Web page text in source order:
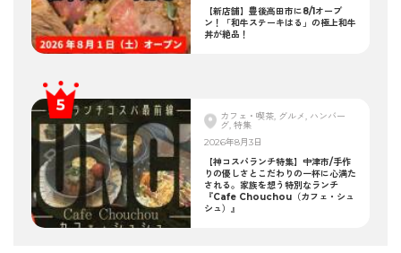
【新店舗】豊後高田市に8/1オープ
ン！「和牛ステーキはる」の極上和牛
丼が絶品！
カフェ・喫茶, グルメ, ハンバー
グ, 特集
2026年8月3日
【神コスパランチ特集】中津市/手作
りの優しさとこだわりの一杯に心満た
される。家族を想う特別なランチ
『Cafe Chouchou（カフェ・シュ
シュ）』